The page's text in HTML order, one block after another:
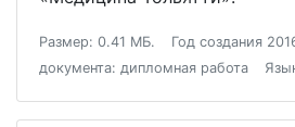
Размер: 0.41 МБ. Год создания
документа: дипломная работа